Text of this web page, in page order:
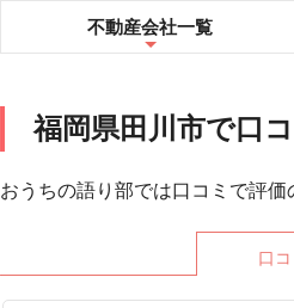
不動産会社一覧
福岡県田川市で口
おうちの語り部では口コミで評価
口